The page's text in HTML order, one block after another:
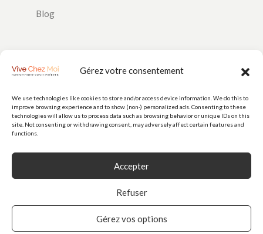
Gérez votre consentement
We use technologies like cookies to store and/or access device information. We do this to
improve browsing experience and to show (non-) personalized ads. Consenting to these
technologies will allow us to process data such as browsing behavior or unique IDs on this
site. Not consenting or withdrawing consent, may adversely affect certain features and
functions.
Accepter
Refuser
Gérez vos options
Blog
PAIEMENTS
© 2026Vive Chez Moiest une marque de Doorstep Delight SAS (N° 928